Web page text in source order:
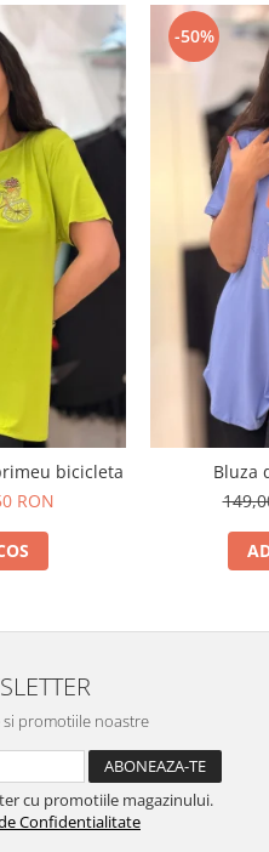
bicicleta
RON
-50%
Bluza
promotiile noastre
cu promotiile magazinului.
Confidentialitate